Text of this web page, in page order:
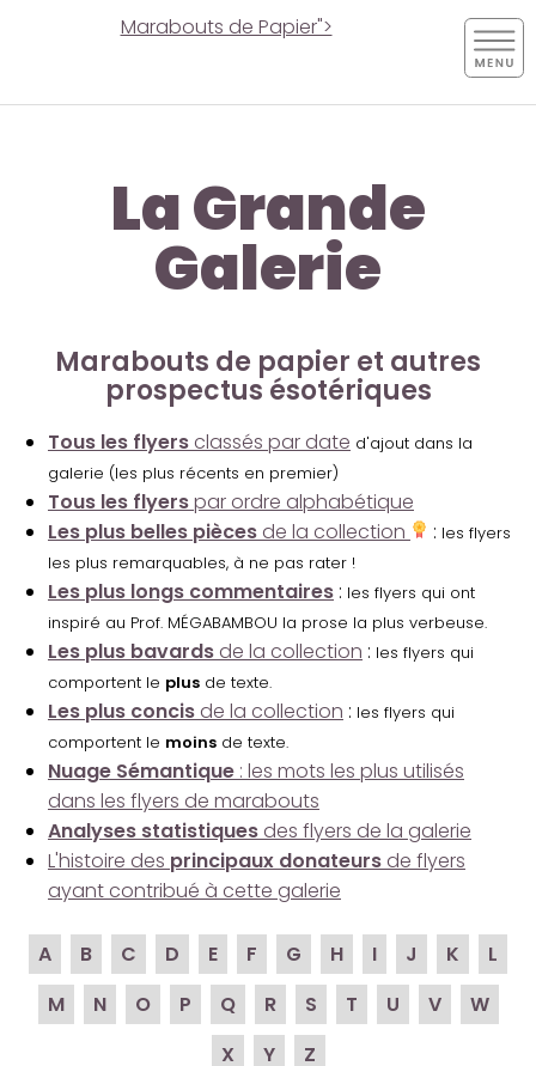
Marabouts de Papier">
La Grande
Galerie
Marabouts de papier et autres
prospectus ésotériques
Tous les flyers classés par date d'ajout dans la
galerie (les plus récents en premier)
Tous les flyerspar ordre alphabétique
Les plus belles pièces de la collection : les flyers
les plus remarquables, à ne pas rater !
Les plus longs commentaires : les flyers qui ont
inspiré au Prof. MÉGABAMBOU la prose la plus verbeuse.
Les plus bavards de la collection : les flyers qui
comportent le plus de texte.
Les plus concis de la collection : les flyers qui
comportent le moins de texte.
Nuage Sémantique : les mots les plus utilisés
dans les flyers de marabouts
Analyses statistiques des flyers de la galerie
L'histoire des principaux donateurs de flyers
ayant contribué à cette galerie
A B C D E F G H I J K
L
M
N O P Q R S T U V
W
X
Y Z